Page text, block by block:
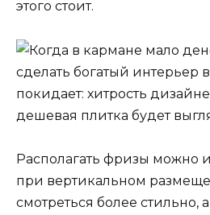
этого стоит.
Располагать фризы можно
при вертикальном
смотреться более стильно,